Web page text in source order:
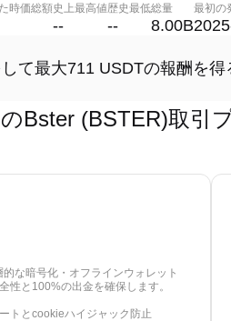
時価総額史上最高値
--
歴史最低
--
総量
8.00B
最初の
て最大711 USDTの報酬を得
Bster (BSTER)取引
な暗号化・オフラインウォレット
性と100%の出金を確保します。
トとcookieハイジャック防止